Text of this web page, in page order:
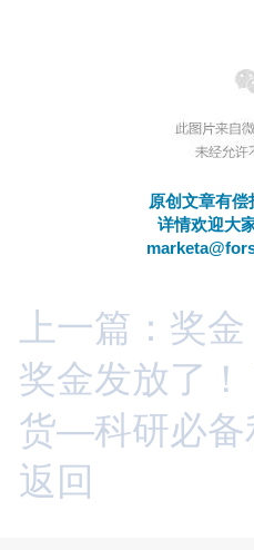
原创文章有偿
详情欢迎大
上一篇：奖
奖金发放了！
货—科研必备
返回